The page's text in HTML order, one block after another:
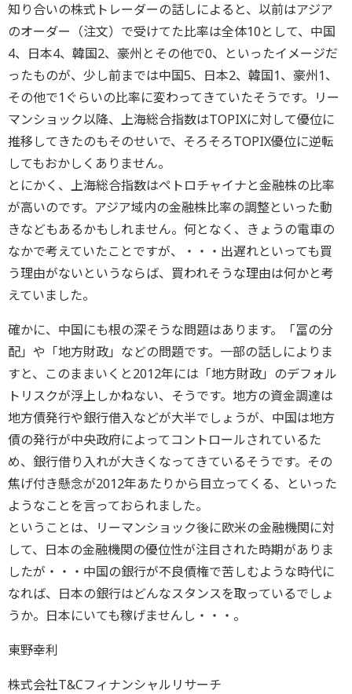
知り合いの株式トレーダーの話しによると、以前はアジア
のオーダー（注文）で受けてた比率は全体10として、中国
4、日本4、韓国2、豪州とその他で0、といったイメージだ
ったものが、少し前までは中国5、日本2、韓国1、豪州1、
その他で1ぐらいの比率に変わってきていたそうです。リー
マンショック以降、上海総合指数はTOPIXに対して優位に
推移してきたのもそのせいで、そろそろTOPIX優位に逆転
してもおかしくありません。
とにかく、上海総合指数はペトロチャイナと金融株の比率
が高いのです。アジア域内の金融株比率の調整といった動
きなどもあるかもしれません。何となく、きょうの電車の
なかで考えていたことですが、・・・出遅れといっても買
う理由がないというならば、買われそうな理由は何かと考
えていました。
確かに、中国にも根の深そうな問題はあります。「冨の分
配」や「地方財政」などの問題です。一部の話しによりま
すと、このままいくと2012年には「地方財政」のデフォル
トリスクが浮上しかねない、そうです。地方の資金調達は
地方債発行や銀行借入などが大半でしょうが、中国は地方
債の発行が中央政府によってコントロールされているた
め、銀行借り入れが大きくなってきているそうです。その
焦げ付き懸念が2012年あたりから目立ってくる、といった
ようなことを言っておられました。
ということは、リーマンショック後に欧米の金融機関に対
して、日本の金融機関の優位性が注目された時期がありま
したが・・・中国の銀行が不良債権で苦しむような時代に
なれば、日本の銀行はどんなスタンスを取っているでしょ
うか。日本にいても稼げませんし・・・。
東野幸利
株式会社T&Cフィナンシャルリサーチ